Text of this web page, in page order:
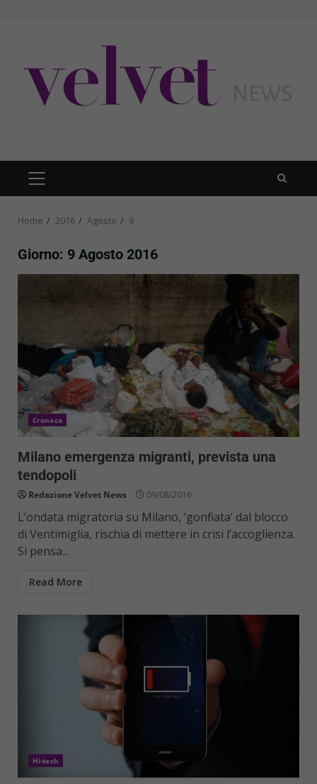
PRIMARY
MENU
Home 2016 Agosto 9
Giorno: 9 Agosto 2016
Cronaca
Milano emergenza migranti, prevista una
tendopoli
Redazione Velvet News 09/08/2016
L’ondata migratoria su Milano, ‘gonfiata’ dal blocco
di Ventimiglia, rischia di mettere in crisi l’accoglienza.
Si pensa...
Read More
Hi-tech